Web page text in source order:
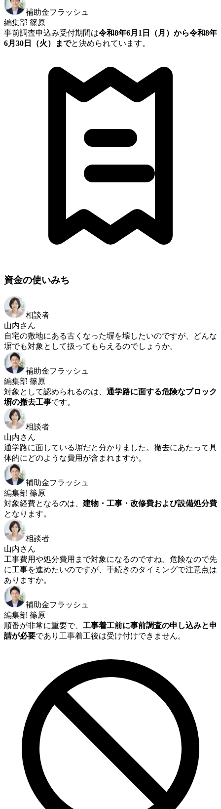
補助金フラッシュ
編集部 篠原
事前調査申込み受付期間は令和8年6月1日（月）から令和8年
6月30日（火）までと決められています。
資金の使いみち
相談者
山内さん
自宅の敷地にある古くなった塀を壊したいのですが、どんな
塀でも対象として扱ってもらえるのでしょうか。
補助金フラッシュ
編集部 篠原
対象として認められるのは、 通学路に面する危険なブロック
塀の撤去工事です。
相談者
山内さん
通学路に面している塀だと分かりました。撤去にあたって具
体的にどのような費用が含まれますか。
補助金フラッシュ
編集部 篠原
対象経費となるのは、 建物・工事・改修費および設備処分費
となります。
相談者
山内さん
工事費用や処分費用まで対象になるのですね。危険なので先
に工事を進めたいのですが、手続きのタイミングで注意点は
ありますか。
補助金フラッシュ
編集部 篠原
順番が非常に重要で、 工事着工前に事前調査の申し込みと申
請が必要であり工事着工後は受け付けできません。